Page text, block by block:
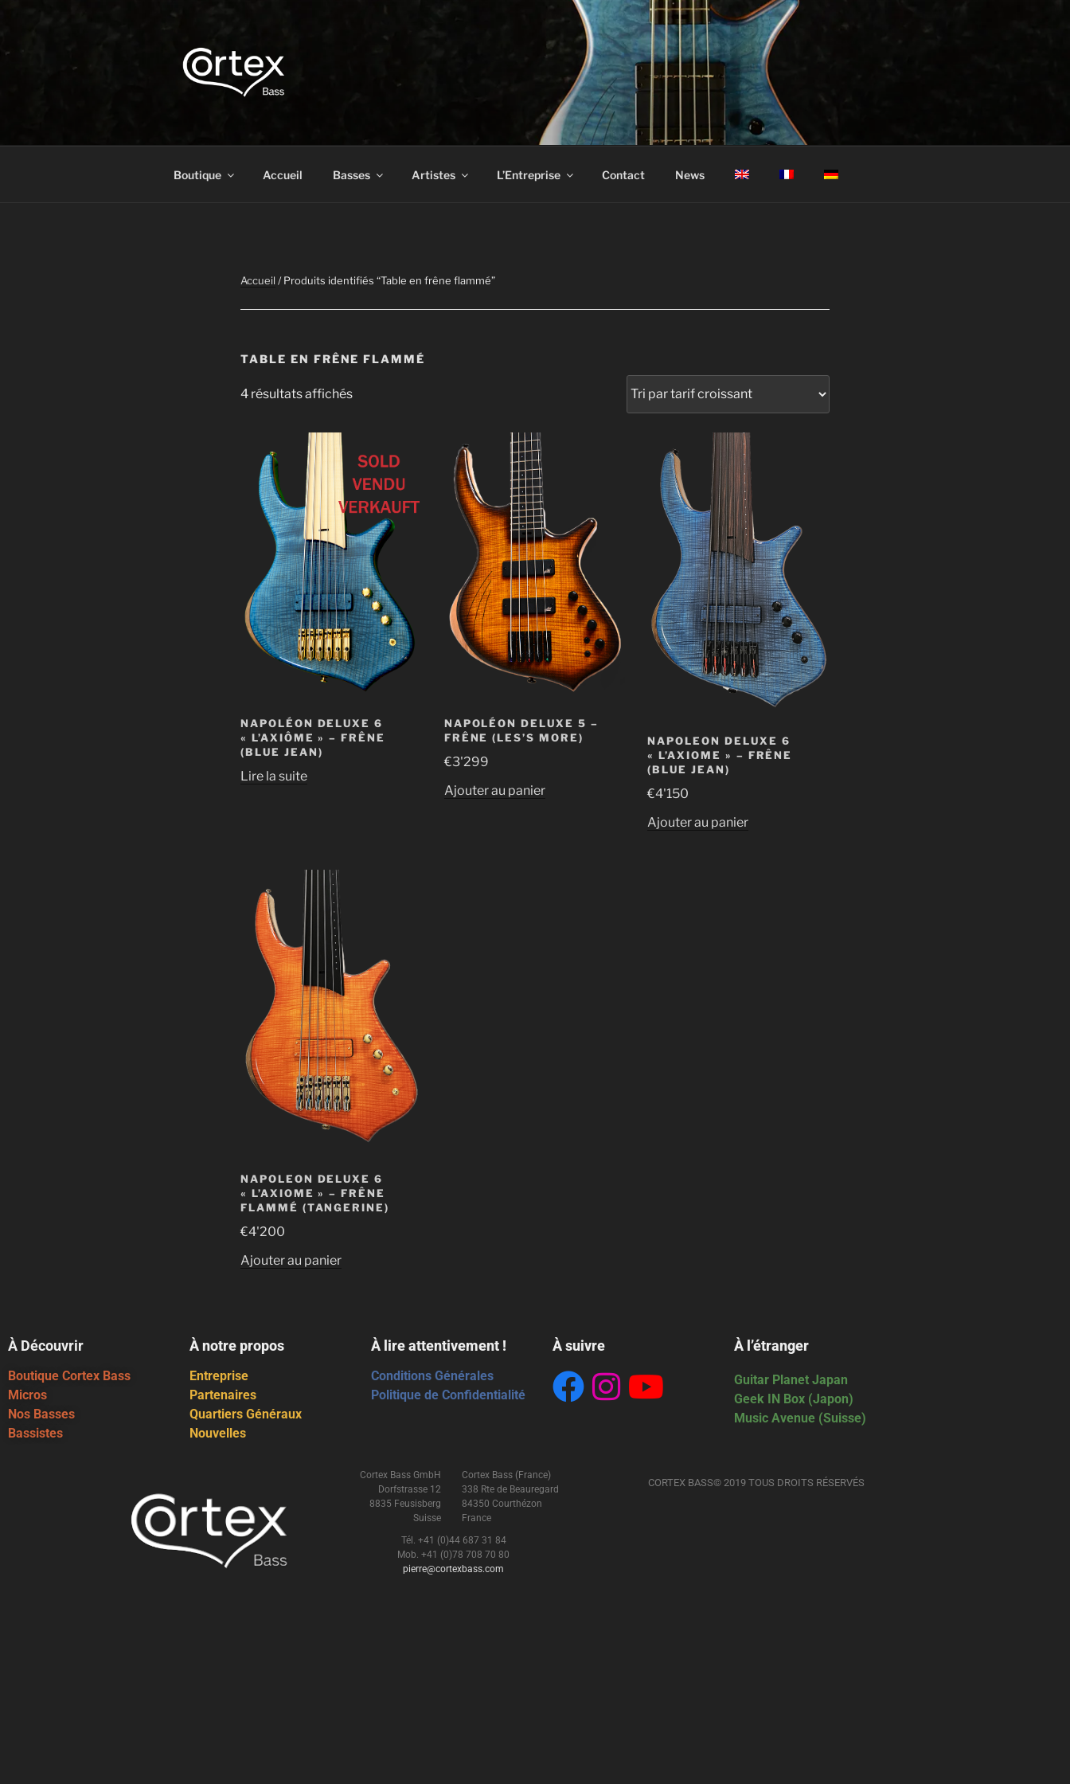
Boutique Accueil Basses Artistes L’Entreprise Contact News
Accueil / Produits identifiés “Table en frêne flammé”
TABLE EN FRÊNE FLAMMÉ
4 résultats affichés
NAPOLÉON DELUXE 6
« L’AXIÔME » – FRÊNE
(BLUE JEAN)
Lire la suite
NAPOLÉON DELUXE 5 –
FRÊNE (LES’S MORE)
€3'299
Ajouter au panier
NAPOLEON DELUXE 6
« L’AXIOME » – FRÊNE
(BLUE JEAN)
€4'150
Ajouter au panier
NAPOLEON DELUXE 6
« L’AXIOME » – FRÊNE
FLAMMÉ (TANGERINE)
€4'200
Ajouter au panier
À Découvrir
Boutique Cortex Bass
Micros
Nos Basses
Bassistes
À notre propos
Entreprise
Partenaires
Quartiers Généraux
Nouvelles
À lire attentivement !
Conditions Générales
Politique de Confidentialité
À suivre À l’étranger
Guitar Planet Japan
Geek IN Box (Japon)
Music Avenue (Suisse)
Cortex Bass GmbH
Dorfstrasse 12
8835 Feusisberg
Suisse
Cortex Bass (France)
338 Rte de Beauregard
84350 Courthézon
France
Tél. +41 (0)44 687 31 84
Mob. +41 (0)78 708 70 80
pierre@cortexbass.com
CORTEX BASS© 2019 TOUS DROITS RÉSERVÉS